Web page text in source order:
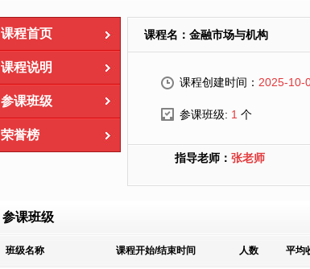
课程首页
课程说明
参课班级
荣誉榜
课程名：金融市场与机构
课程创建时间： 2025-10-
参课班级: 1 个
指导老师： 张老师
参课班级
班级名称 课程开始/结束时间 人数 平均